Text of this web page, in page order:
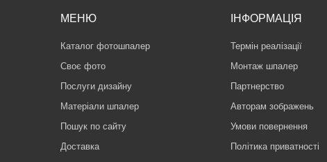
МЕНЮ
Каталог фотошпалер
Своє фото
Послуги дизайну
Матеріали шпалер
Пошук по сайту
Доставка
ІНФОРМАЦІЯ
Термін реалізації
Монтаж шпалер
Партнерство
Авторам зображень
Умови повернення
Політика приватності